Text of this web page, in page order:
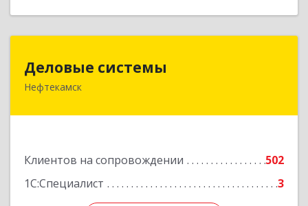
Деловые системы
Нефтекамск
Клиентов на сопровождении
502
1С:Специалист
3
452689, Башкортостан Респ, Нефтекамск г,